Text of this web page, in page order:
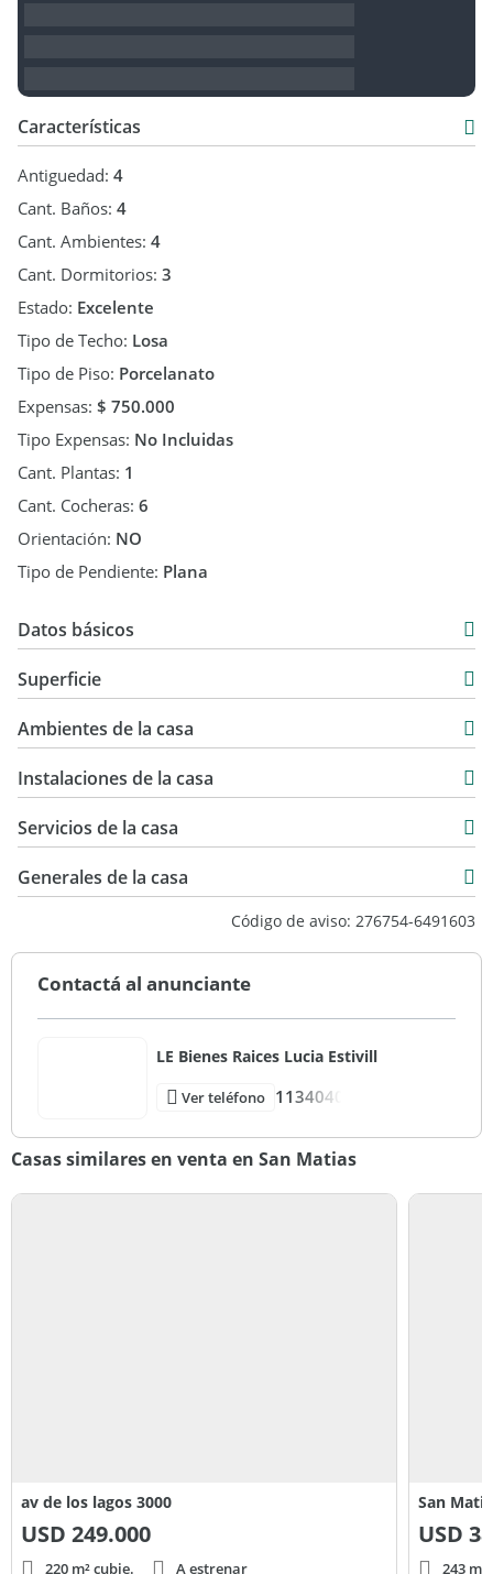
Características
Antiguedad: 4
Cant. Baños: 4
Cant. Ambientes: 4
Cant. Dormitorios: 3
Estado: Excelente
Tipo de Techo: Losa
Tipo de Piso: Porcelanato
Expensas: $ 750.000
Tipo Expensas: No Incluidas
Cant. Plantas: 1
Cant. Cocheras: 6
Orientación: NO
Tipo de Pendiente: Plana
Datos básicos
Venta
USD 298.000
Superficie
850 m2
Ambientes de la casa
Instalaciones de la casa
Servicios de la casa
Generales de la casa
Código de aviso: 276754-6491603
Contactá al anunciante
LE Bienes Raices Lucia Estivill
Ver teléfono 1134040
Casas similares en venta en San Matias
av de los lagos 3000
USD 249.000
220 m² cubie. A estrenar
San
USD
243